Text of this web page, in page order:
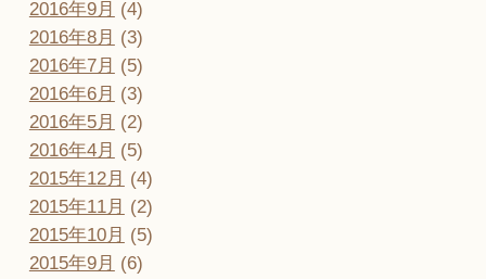
2016年9月 (4)
2016年8月 (3)
2016年7月 (5)
2016年6月 (3)
2016年5月 (2)
2016年4月 (5)
2015年12月 (4)
2015年11月 (2)
2015年10月 (5)
2015年9月 (6)